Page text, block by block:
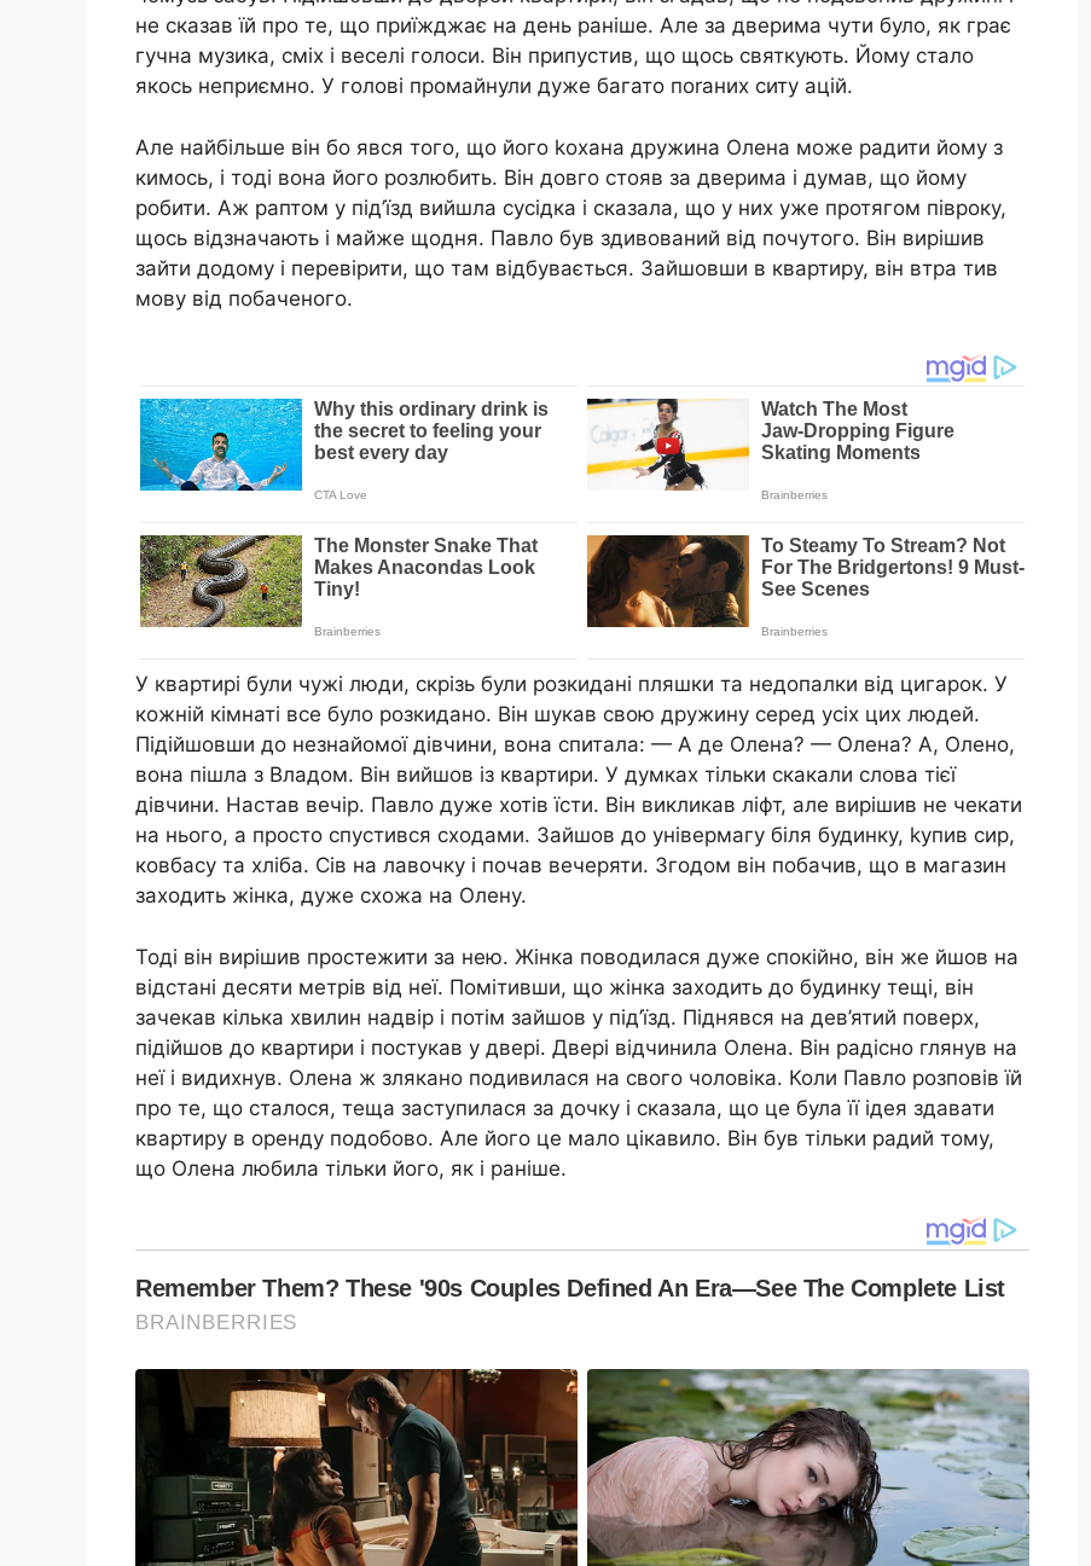
не сказав їй про те, що приїжджає на день раніше. Але за дверима чути було, як грає
гучна музика, сміх і веселі голоси. Він припустив, що щось святкують. Йому стало
якось неприємно. У голові промайнули дуже багато поrаних ситу ацій.
Але найбільше він бо явся того, що його kохана дружина Олена може радити йому з
кимось, і тоді вона його розлюбить. Він довго стояв за дверима і думав, що йому
робити. Аж раптом у під’їзд вийшла сусідка і сказала, що у них уже протягом півроку,
щось відзначають і майже щодня. Павло був здивований від почутого. Він вирішив
зайти додому і перевірити, що там відбувається. Зайшовши в квартиру, він втра тив
мову від побаченого.
У квартирі були чужі люди, скрізь були розкидані пляшки та недопалки від цигарок. У
кожній кімнаті все було розкидано. Він шукав свою дружину серед усіх цих людей.
Підійшовши до незнайомої дівчини, вона спитала: — А де Олена? — Олена? А, Олено,
вона пішла з Владом. Він вийшов із квартири. У думках тільки скакали слова тієї
дівчини. Настав вечір. Павло дуже хотів їсти. Він викликав ліфт, але вирішив не чекати
на нього, а просто спустився сходами. Зайшов до універмагу біля будинку, kупив сир,
ковбасу та хліба. Сів на лавочку і почав вечеряти. Згодом він побачив, що в магазин
заходить жінка, дуже схожа на Олену.
Тоді він вирішив простежити за нею. Жінка поводилася дуже спокійно, він же йшов на
відстані десяти метрів від неї. Помітивши, що жінка заходить до будинку тещі, він
зачекав кілька хвилин надвір і потім зайшов у під’їзд. Піднявся на дев’ятий поверх,
підійшов до квартири і постукав у двері. Двері відчинила Олена. Він радісно глянув на
неї і видихнув. Олена ж злякано подивилася на свого чоловіка. Коли Павло розповів їй
про те, що сталося, теща заступилася за дочку і сказала, що це була її ідея здавати
квартиру в оренду подобово. Але його це мало цікавило. Він був тільки радий тому,
що Олена любила тільки його, як і раніше.